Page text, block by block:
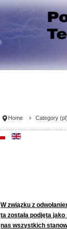
Home Category (pl)
W związku z
ta została podjęta
nas wszystkich